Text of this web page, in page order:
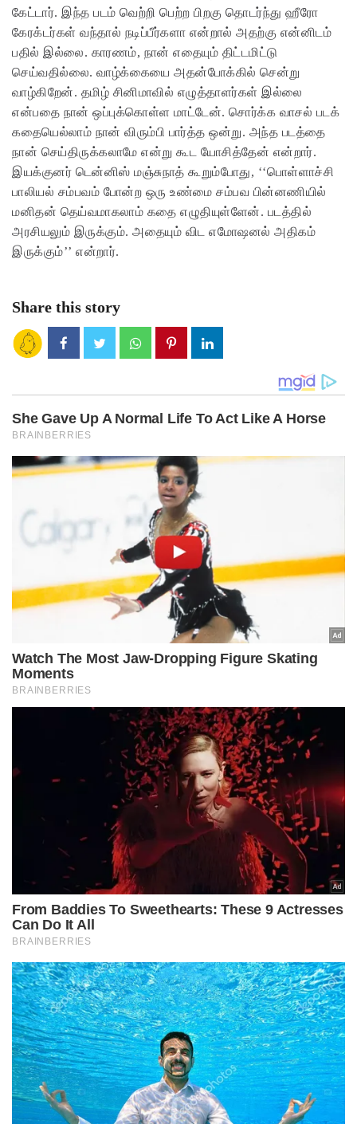
கேட்டார். இந்த படம் வெற்றி பெற்ற பிறகு தொடர்ந்து ஹீரோ
கேரக்டர்கள் வந்தால் நடிப்பீர்களா என்றால் அதற்கு என்னிடம்
பதில் இல்லை. காரணம், நான் எதையும் திட்டமிட்டு
செய்வதில்லை. வாழ்க்கையை அதன்போக்கில் சென்று
வாழ்கிறேன். தமிழ் சினிமாவில் எழுத்தாளர்கள் இல்லை
என்பதை நான் ஒப்புக்கொள்ள மாட்டேன். சொர்க்க வாசல் படக்
கதையெல்லாம் நான் விரும்பி பார்த்த ஒன்று. அந்த படத்தை
நான் செய்திருக்கலாமே என்று கூட யோசித்தேன் என்றார்.
இயக்குனர் டென்னிஸ் மஞ்சுநாத் கூறும்போது, ‘‘பொள்ளாச்சி
பாலியல் சம்பவம் போன்ற ஒரு உண்மை சம்பவ பின்னணியில்
மனிதன் தெய்வமாகலாம் கதை எழுதியுள்ளேன். படத்தில்
அரசியலும் இருக்கும். அதையும் விட எமோஷனல் அதிகம்
இருக்கும்’’ என்றார்.
Share this story